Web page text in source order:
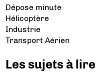
Dépose minute
Hélicoptère
Industrie
Transport Aérien
Les sujets à lire